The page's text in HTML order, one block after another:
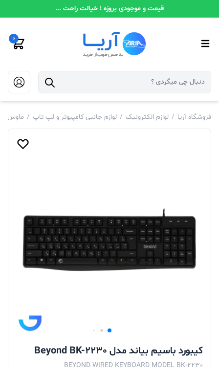
قیمت و موجودی بروزه ! خیالت راحت ...
0
فروشگاه آریا / لوازم الکترونیک / لوازم جانبی کامپیوتر و لپ تاپ / ماوس و
کیبورد باسیم بیاند مدل Beyond BK-2230
BEYOND WIRED KEYBOARD MODEL BK-2230